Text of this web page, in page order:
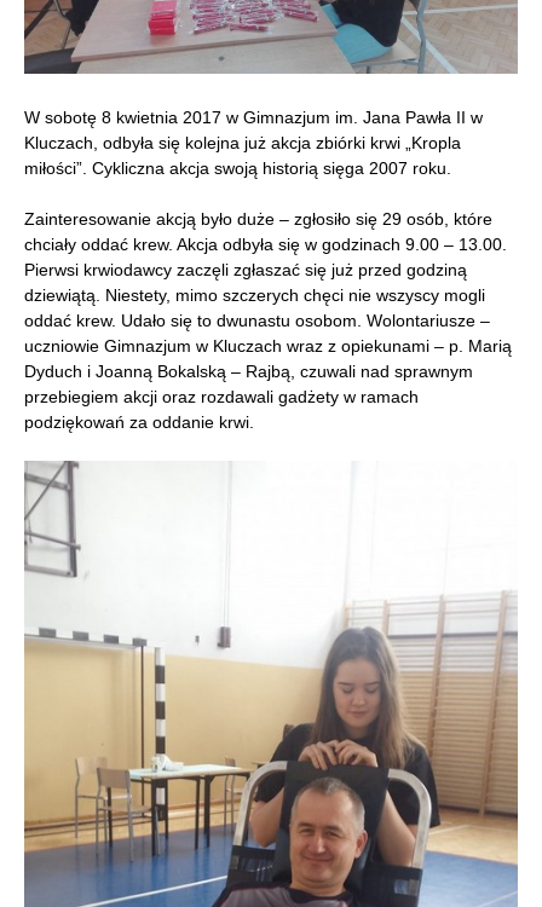
W sobotę 8 kwietnia 2017 w Gimnazjum im. Jana Pawła II w
Kluczach, odbyła się kolejna już akcja zbiórki krwi „Kropla
miłości”. Cykliczna akcja swoją historią sięga 2007 roku.
Zainteresowanie akcją było duże – zgłosiło się 29 osób, które
chciały oddać krew. Akcja odbyła się w godzinach 9.00 – 13.00.
Pierwsi krwiodawcy zaczęli zgłaszać się już przed godziną
dziewiątą. Niestety, mimo szczerych chęci nie wszyscy mogli
oddać krew. Udało się to dwunastu osobom. Wolontariusze –
uczniowie Gimnazjum w Kluczach wraz z opiekunami – p. Marią
Dyduch i Joanną Bokalską – Rajbą, czuwali nad sprawnym
przebiegiem akcji oraz rozdawali gadżety w ramach
podziękowań za oddanie krwi.